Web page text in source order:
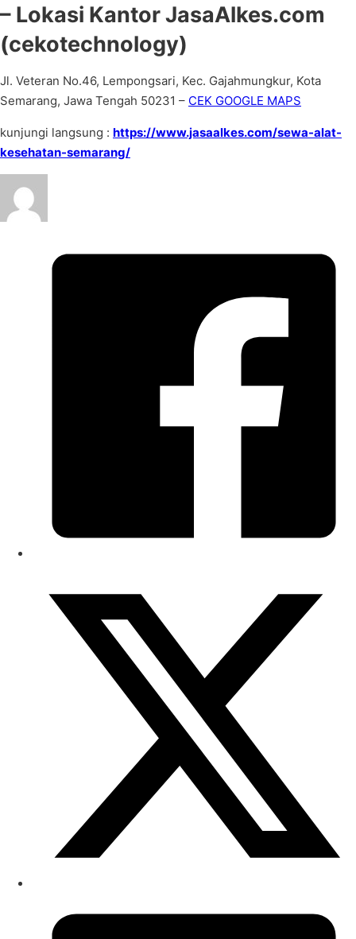
– Lokasi Kantor JasaAlkes.com
(cekotechnology)
Jl. Veteran No.46, Lempongsari, Kec. Gajahmungkur, Kota
Semarang, Jawa Tengah 50231 – CEK GOOGLE MAPS
kunjungi langsung : https://www.jasaalkes.com/sewa-alat-
kesehatan-semarang/